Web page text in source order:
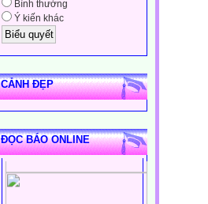
Bình thường
Ý kiến khác
CẢNH ĐẸP
ĐỌC BÁO ONLINE